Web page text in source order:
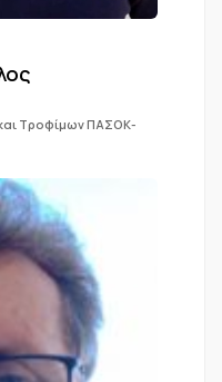
Τροφίμων ΠΑΣΟΚ-